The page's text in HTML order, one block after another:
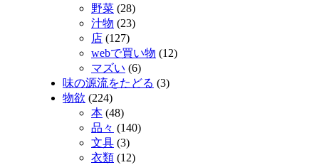
野菜 (28)
汁物 (23)
店 (127)
webで買い物 (12)
マズい (6)
味の源流をたどる (3)
物欲 (224)
本 (48)
品々 (140)
文具 (3)
衣類 (12)